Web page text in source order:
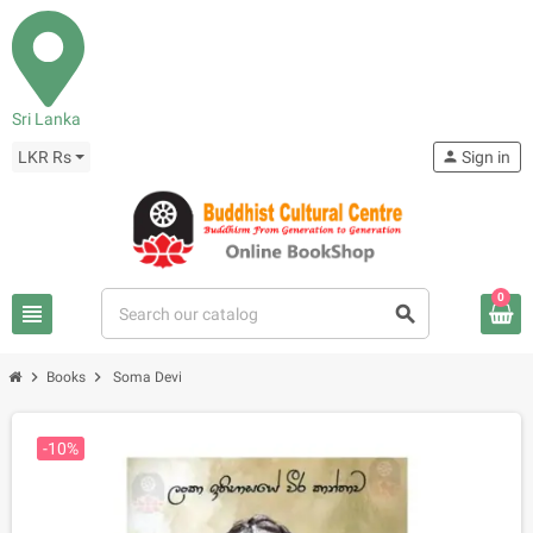
Sri Lanka
LKR Rs
view_headline search
person Sign in
0
chevron_right Books chevron_right Soma Devi
-10%